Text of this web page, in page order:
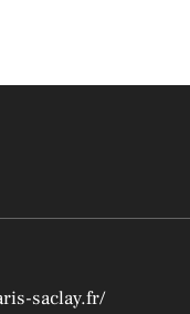
saclay.fr/